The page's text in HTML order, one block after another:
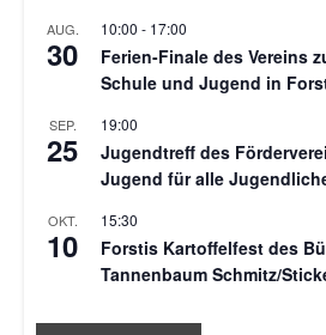
AUG.
30
10:00 - 17:00
Ferien-Finale des Vereins
Schule und Jugend in
SEP.
25
19:00
Jugendtreff des
Jugend für alle
OKT.
10
15:30
Forstis Kartoffelfest des
Tannenbaum Schmitz/